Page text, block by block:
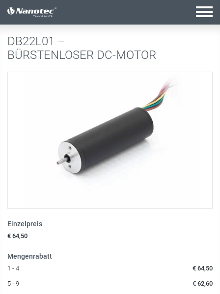
Aktive Kombination
DB22L01 –
BÜRSTENLOSER DC-MOTOR
Einzelpreis
€ 64,50
Mengenrabatt
1 - 4 € 64,50
5 - 9 € 62,60